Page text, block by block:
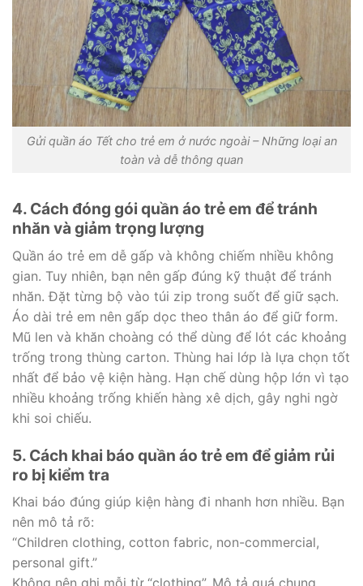
Gửi quần áo Tết cho trẻ em ở nước ngoài – Những loại an
toàn và dễ thông quan
4. Cách đóng gói quần áo trẻ em để tránh
nhăn và giảm trọng lượng
Quần áo trẻ em dễ gấp và không chiếm nhiều không
gian. Tuy nhiên, bạn nên gấp đúng kỹ thuật để tránh
nhăn. Đặt từng bộ vào túi zip trong suốt để giữ sạch.
Áo dài trẻ em nên gấp dọc theo thân áo để giữ form.
Mũ len và khăn choàng có thể dùng để lót các khoảng
trống trong thùng carton. Thùng hai lớp là lựa chọn tốt
nhất để bảo vệ kiện hàng. Hạn chế dùng hộp lớn vì tạo
nhiều khoảng trống khiến hàng xê dịch, gây nghi ngờ
khi soi chiếu.
5. Cách khai báo quần áo trẻ em để giảm rủi
ro bị kiểm tra
Khai báo đúng giúp kiện hàng đi nhanh hơn nhiều. Bạn
nên mô tả rõ:
“Children clothing, cotton fabric, non-commercial,
personal gift.”